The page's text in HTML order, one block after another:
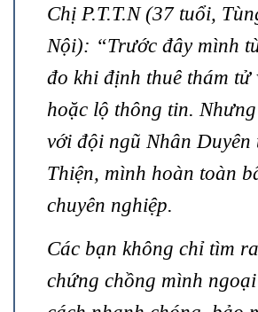
Chị P.T.T.N (37 tuổi,
Nội): “Trước đây mình
đo khi định thuê thám tử
hoặc lộ thông tin.
với đội ngũ Nhân Duyên
Thiện, mình hoàn toàn
chuyên nghiệp.
Các bạn không chỉ tìm
chứng chồng mình